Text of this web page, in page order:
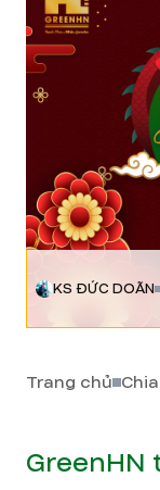
KS ĐỨC DOÃN
Trang chủ